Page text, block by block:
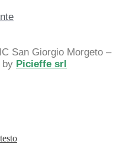
San Giorgio Morgeto –
by Picieffe srl